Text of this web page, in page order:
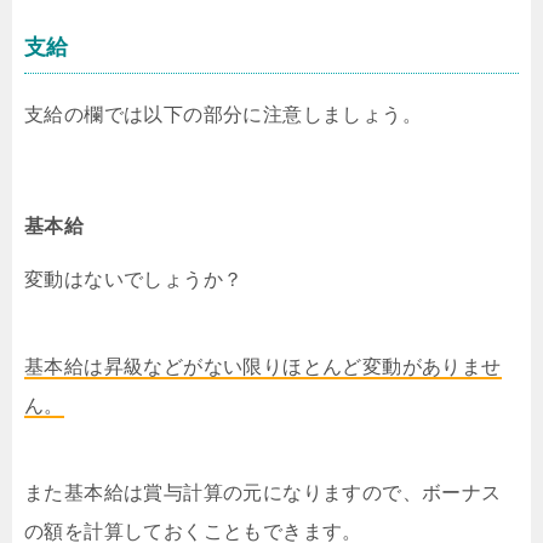
支給
支給の欄では以下の部分に注意しましょう。
基本給
変動はないでしょうか？
基本給は昇級などがない限りほとんど変動がありませ
ん。
また基本給は賞与計算の元になりますので、ボーナス
の額を計算しておくこともできます。